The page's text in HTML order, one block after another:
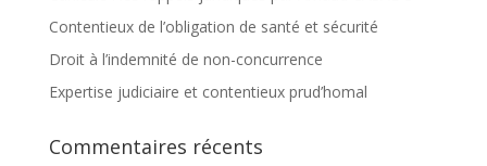
Contentieux de l’obligation de santé et sécurité
Droit à l’indemnité de non-concurrence
Expertise judiciaire et contentieux prud’homal
Commentaires récents